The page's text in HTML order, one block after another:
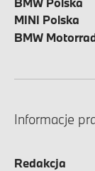
MINI Polska
BMW
Informacje
Redakcja